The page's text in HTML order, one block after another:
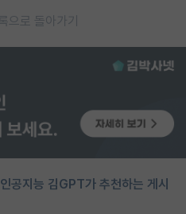
으로 돌아가기
공지능 김GPT가 추천하는 게시